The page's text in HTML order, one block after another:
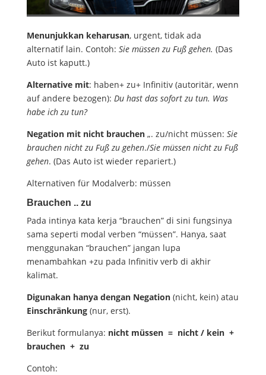
Menunjukkan keharusan, urgent, tidak ada
alternatif lain. Contoh: Sie müssen zu Fuß gehen. (Das
Auto ist kaputt.)
Alternative mit: haben+ zu+ Infinitiv (autoritär, wenn
auf andere bezogen): Du hast das sofort zu tun. Was
habe ich zu tun?
Negation mit nicht brauchen„. zu/nicht müssen: Sie
brauchen nicht zu Fuß zu gehen./Sie müssen nicht zu Fuß
gehen. (Das Auto ist wieder repariert.)
Alternativen für Modalverb: müssen
Brauchen .. zu
Pada intinya kata kerja “brauchen” di sini fungsinya
sama seperti modal verben “müssen”. Hanya, saat
menggunakan “brauchen” jangan lupa
menambahkan +zu pada Infinitiv verb di akhir
kalimat.
Digunakan hanya dengan Negation (nicht, kein) atau
Einschränkung(nur, erst).
Berikut formulanya: nicht müssen = nicht / kein +
brauchen + zu
Contoh: